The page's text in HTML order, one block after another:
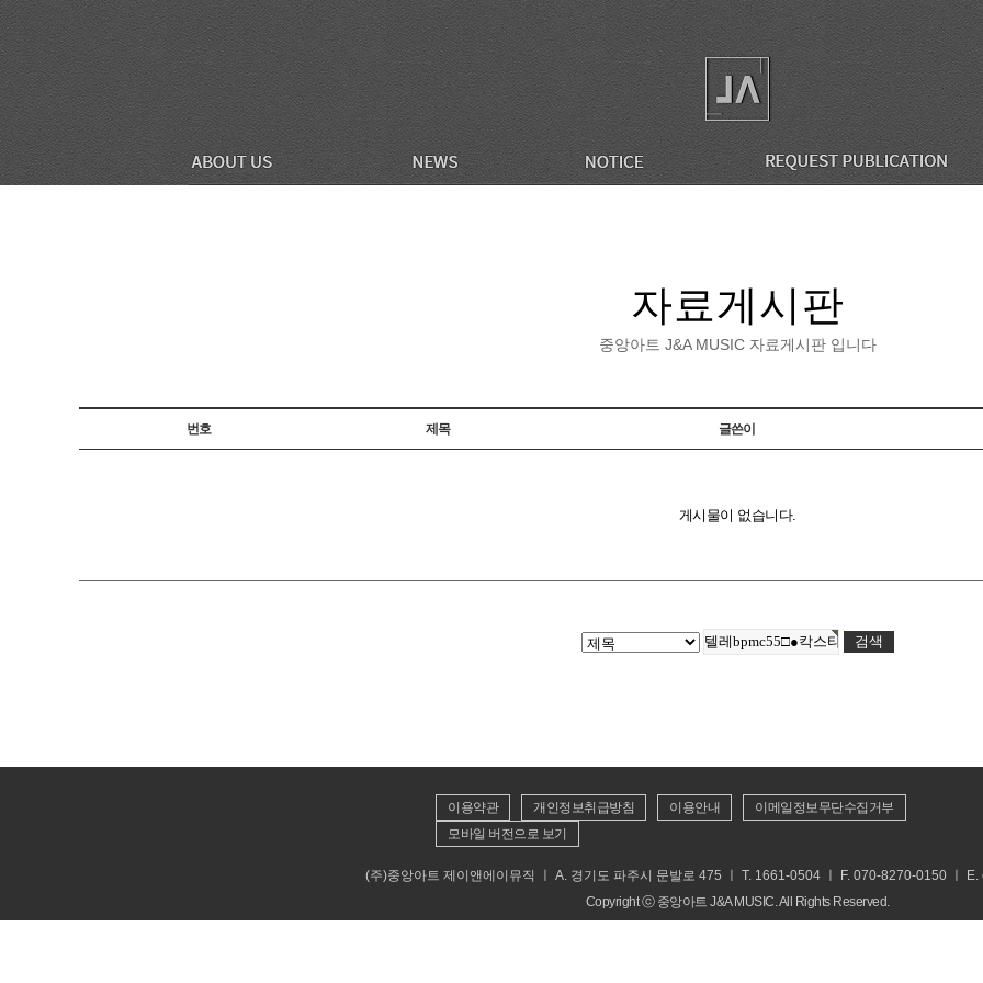
자료게시판
중앙아트 J&A MUSIC 자료게시판 입니다
번호 제목 글쓴이
게시물이 없습니다.
이용약관 개인정보취급방침 이용안내
이메일정보무단수집거부
모바일 버전으로 보기
(주)중앙아트 제이앤에이뮤직 ㅣ A. 경기도 파주시 문발로 475 ㅣ T. 1661-0504 ㅣ F. 070-8270-0150 ㅣ
Copyright ⓒ 중앙아트 J&A MUSIC. All Rights Reserved.